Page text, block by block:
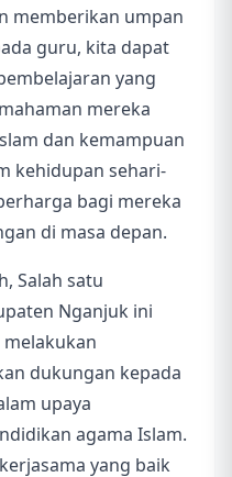
memberikan umpan
guru, kita dapat
yang
mereka
dan kemampuan
kehidupan sehari-
bagi mereka
di masa depan.
Salah satu
Nganjuk ini
dukungan kepada
upaya
agama Islam.
yang baik